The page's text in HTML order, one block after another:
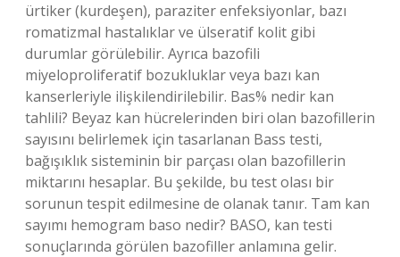
ürtiker (kurdeşen), paraziter enfeksiyonlar, bazı
romatizmal hastalıklar ve ülseratif kolit gibi
durumlar görülebilir. Ayrıca bazofili
miyeloproliferatif bozukluklar veya bazı kan
kanserleriyle ilişkilendirilebilir. Bas% nedir kan
tahlili? Beyaz kan hücrelerinden biri olan bazofillerin
sayısını belirlemek için tasarlanan Bass testi,
bağışıklık sisteminin bir parçası olan bazofillerin
miktarını hesaplar. Bu şekilde, bu test olası bir
sorunun tespit edilmesine de olanak tanır. Tam kan
sayımı hemogram baso nedir? BASO, kan testi
sonuçlarında görülen bazofiller anlamına gelir.